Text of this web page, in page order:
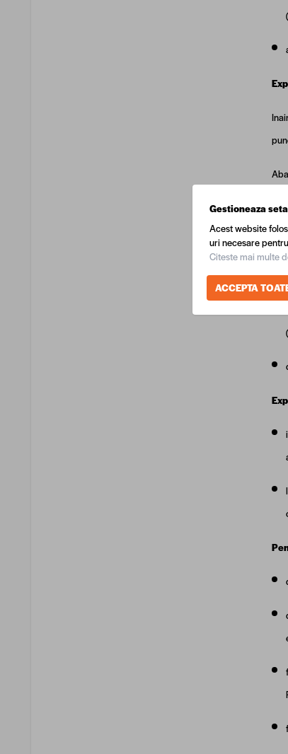
Gestioneaza
Acest website
uri necesare
Citeste mai multe
ACCEPTA